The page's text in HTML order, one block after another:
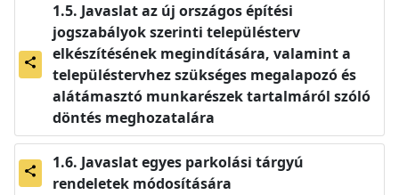
share
Javaslat az új országos építési
jogszabályok szerinti településterv
elkészítésének megindítására, valamint a
településtervhez szükséges megalapozó és
alátámasztó munkarészek tartalmáról szóló
döntés meghozatalára
share
Javaslat egyes parkolási tárgyú
rendeletek módosítására